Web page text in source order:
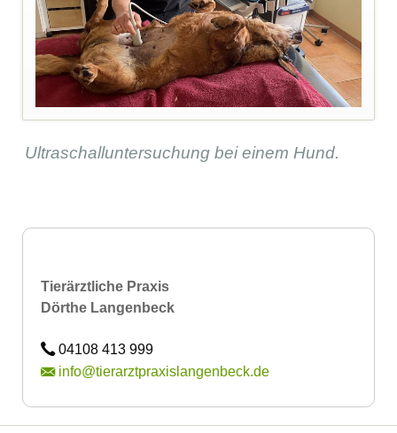
Ultraschalluntersuchung bei einem Hund.
Tierärztliche Praxis
Dörthe Langenbeck
04108 413 999
info@tierarztpraxislangenbeck.de